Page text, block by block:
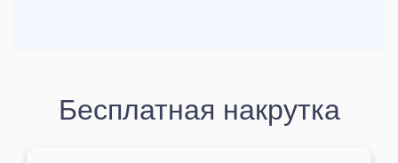
Бесплатная накрутка